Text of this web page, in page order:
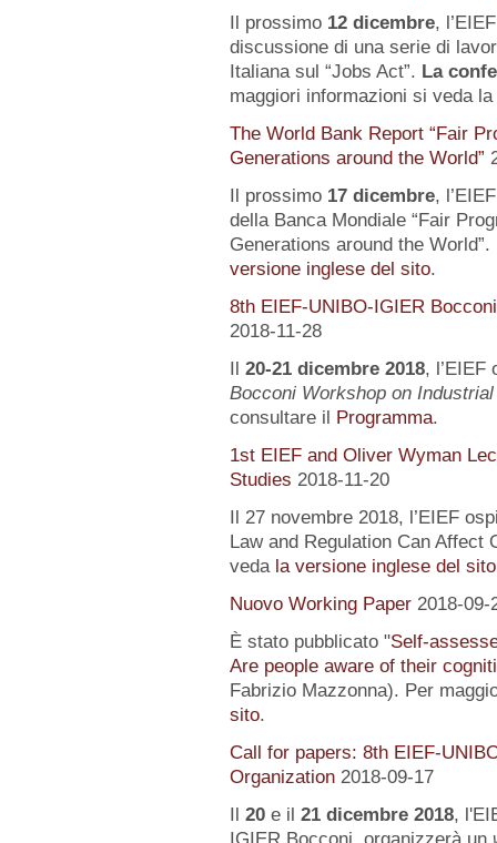
Il prossimo 12 dicembre,
discussione di una serie di
Italiana sul “Jobs Act”. La
maggiori informazioni si veda la
The World Bank Report “Fair
Generations around the World”
Il prossimo 17 dicembre,
della Banca Mondiale “Fair
Generations around the
versione inglese del sito.
8th EIEF-UNIBO-IGIER
2018-11-28
Il 20-21 dicembre 2018, l’EIEF
Bocconi Workshop on
consultare il Programma.
1st EIEF and Oliver Wyman
Studies 2018-11-20
Il 27 novembre 2018, l’EIEF
Law and Regulation Can Affect
veda la versione inglese del
Nuovo Working Paper 2018-09-
È stato pubblicato "Self-
Are people aware of their
Fabrizio Mazzonna). Per
sito.
Call for papers: 8th EIEF-
Organization 2018-09-17
Il 20 e il 21 dicembre 2018,